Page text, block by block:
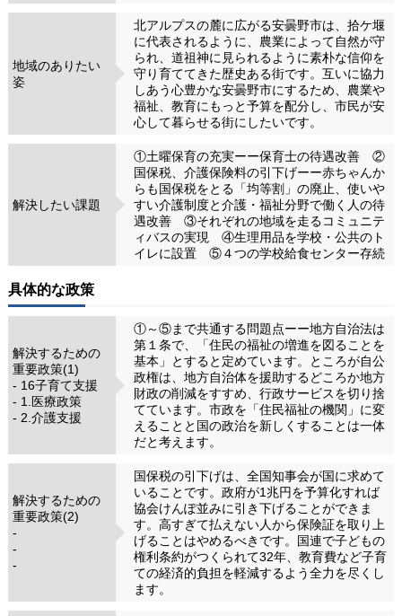
地域のありたい
姿
北アルプスの麓に広がる安曇野市は、拾ケ堰
に代表されるように、農業によって自然が守
られ、道祖神に見られるように素朴な信仰を
守り育ててきた歴史ある街です。互いに協力
しあう心豊かな安曇野市にするため、農業や
福祉、教育にもっと予算を配分し、市民が安
心して暮らせる街にしたいです。
解決したい課題
①土曜保育の充実ーー保育士の待遇改善 ②
国保税、介護保険料の引下げーー赤ちゃんか
らも国保税をとる「均等割」の廃止、使いや
すい介護制度と介護・福祉分野で働く人の待
遇改善 ③それぞれの地域を走るコミュニテ
ィバスの実現 ④生理用品を学校・公共のト
イレに設置 ⑤４つの学校給食センター存続
具体的な政策
解決するための
重要政策(1)
- 16子育て支援
- 1.医療政策
- 2.介護支援
①～⑤まで共通する問題点ーー地方自治法は
第１条で、「住民の福祉の増進を図ることを
基本」とすると定めています。ところが自公
政権は、地方自治体を援助するどころか地方
財政の削減をすすめ、行政サービスを切り捨
てています。市政を「住民福祉の機関」に変
えることと国の政治を新しくすることは一体
だと考えます。
解決するための
重要政策(2)
-
-
-
国保税の引下げは、全国知事会が国に求めて
いることです。政府が1兆円を予算化すれば
協会けんぽ並みに引き下げることができま
す。高すぎて払えない人から保険証を取り上
げることはやめるべきです。国連で子どもの
権利条約がつくられて32年、教育費など子育
ての経済的負担を軽減するよう全力を尽くし
ます。